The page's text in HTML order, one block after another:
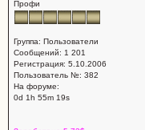
Профи
Группа: Пользователи
Сообщений: 1 201
Регистрация: 5.10.2006
Пользователь №: 382
На форуме:
0d 1h 55m 19s